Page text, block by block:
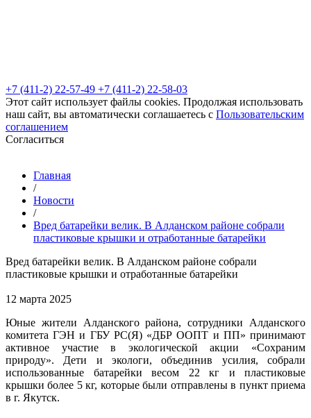
+7 (411-2) 22-57-49 +7 (411-2) 22-58-03
Этот сайт использует файлы cookies. Продолжая использовать
наш сайт, вы автоматически соглашаетесь с Пользовательским
соглашением
Согласиться
Главная
/
Новости
/
Вред батарейки велик. В Алданском районе собрали
пластиковые крышки и отработанные батарейки
Вред батарейки велик. В Алданском районе собрали
пластиковые крышки и отработанные батарейки
12 марта 2025
Юные жители Алданского района, сотрудники Алданского
комитета ГЭН и ГБУ РС(Я) «ДБР ООПТ и ПП» принимают
активное участие в экологической акции «Сохраним
природу». Дети и экологи, объединив усилия, собрали
использованные батарейки весом 22 кг и пластиковые
крышки более 5 кг, которые были отправлены в пункт приема
в г. Якутск.